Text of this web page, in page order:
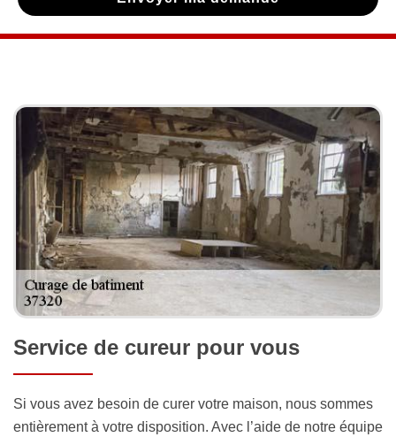
Service de cureur pour vous
Si vous avez besoin de curer votre maison, nous sommes
entièrement à votre disposition. Avec l’aide de notre équipe